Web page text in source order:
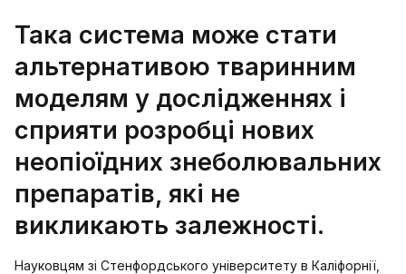
Така система може стати
альтернативою тваринним
моделям у дослідженнях і
сприяти розробці нових
неопіоїдних знеболювальних
препаратів, які не
викликають залежності.
Науковцям зі Стенфордського університету в Каліфорнії,